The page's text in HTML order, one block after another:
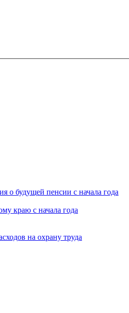
о будущей пенсии с начала года
краю с начала года
на охрану труда